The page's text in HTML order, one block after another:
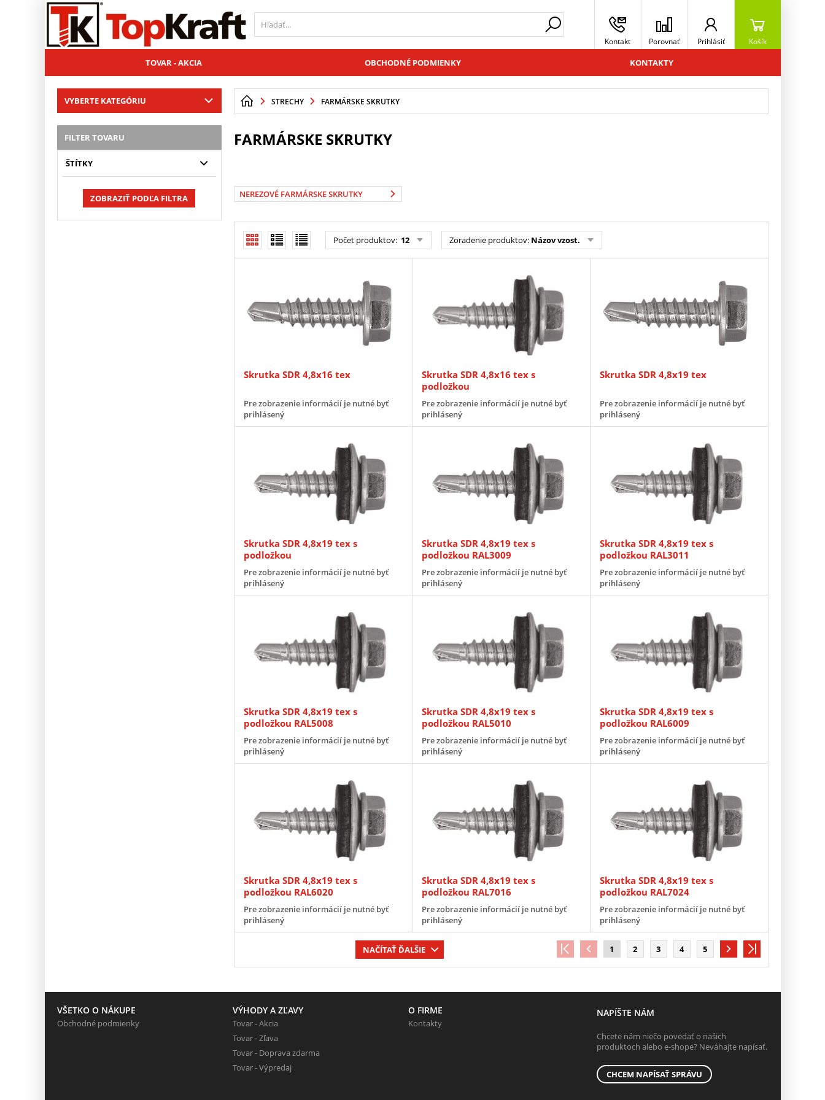
Kontakt Porovnať Prihlásiť Košík
TOVAR - AKCIA OBCHODNÉ PODMIENKY KONTAKTY
VYBERTE KATEGÓRIU
FILTER TOVARU
ŠTÍTKY
ZOBRAZIŤ PODĽA FILTRA
STRECHY FARMÁRSKE SKRUTKY
FARMÁRSKE SKRUTKY
NEREZOVÉ FARMÁRSKE SKRUTKY
Počet produktov: 12 Zoradenie produktov: Názov vzost.
Skrutka SDR 4,8x16 tex
Pre zobrazenie informácií je nutné byť
prihlásený
Skrutka SDR 4,8x16 tex s
podložkou
Pre zobrazenie informácií je nutné byť
prihlásený
Skrutka SDR 4,8x19 tex
Pre zobrazenie informácií je nutné byť
prihlásený
Skrutka SDR 4,8x19 tex s
podložkou
Pre zobrazenie informácií je nutné byť
prihlásený
Skrutka SDR 4,8x19 tex s
podložkou RAL3009
Pre zobrazenie informácií je nutné byť
prihlásený
Skrutka SDR 4,8x19 tex s
podložkou RAL3011
Pre zobrazenie informácií je nutné byť
prihlásený
Skrutka SDR 4,8x19 tex s
podložkou RAL5008
Pre zobrazenie informácií je nutné byť
prihlásený
Skrutka SDR 4,8x19 tex s
podložkou RAL5010
Pre zobrazenie informácií je nutné byť
prihlásený
Skrutka SDR 4,8x19 tex s
podložkou RAL6009
Pre zobrazenie informácií je nutné byť
prihlásený
Skrutka SDR 4,8x19 tex s
podložkou RAL6020
Pre zobrazenie informácií je nutné byť
prihlásený
Skrutka SDR 4,8x19 tex s
podložkou RAL7016
Pre zobrazenie informácií je nutné byť
prihlásený
Skrutka SDR 4,8x19 tex s
podložkou RAL7024
Pre zobrazenie informácií je nutné byť
prihlásený
NAČÍTAŤ ĎALŠIE 1 2 3 4 5
VŠETKO O NÁKUPE
Obchodné podmienky
VÝHODY A ZĽAVY
Tovar - Akcia
Tovar - Zľava
Tovar - Doprava zdarma
Tovar - Výpredaj
O FIRME
Kontakty
NAPÍŠTE NÁM
Chcete nám niečo povedať o našich
produktoch alebo e-shope? Neváhajte napísať.
CHCEM NAPÍSAŤ SPRÁVU